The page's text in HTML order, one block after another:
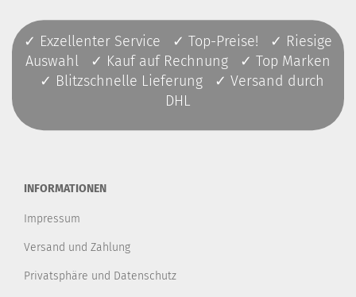
✓ Exzellenter Service ✓ Top-Preise! ✓ Riesige
Auswahl ✓ Kauf auf Rechnung ✓ Top Marken
✓ Blitzschnelle Lieferung ✓ Versand durch
DHL
INFORMATIONEN
Impressum
Versand und Zahlung
Privatsphäre und Datenschutz